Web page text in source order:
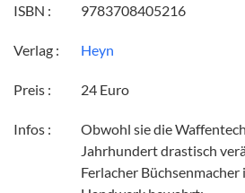
ISBN : 9783708405216
Verlag : Heyn
Preis : 24 Euro
Infos :
Obwohl sie die
Jahrhundert drastisch
Ferlacher